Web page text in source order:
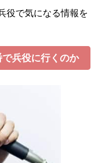
役で気になる情報を
兵役に行くのか